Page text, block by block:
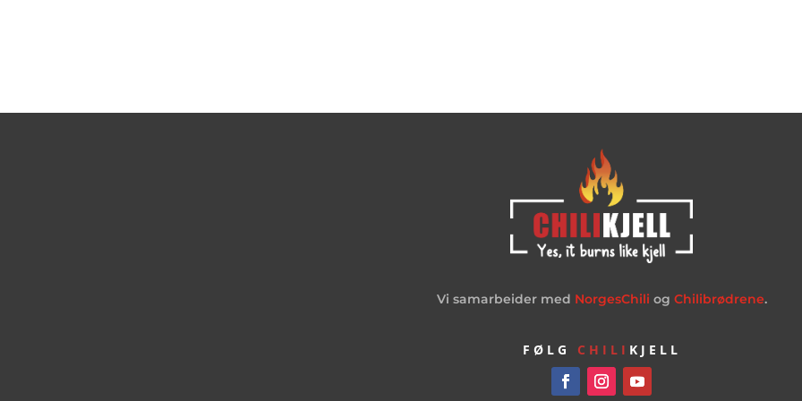
Vi samarbeider med NorgesChili og Chilibrødrene.
FØLG CHILI KJELL